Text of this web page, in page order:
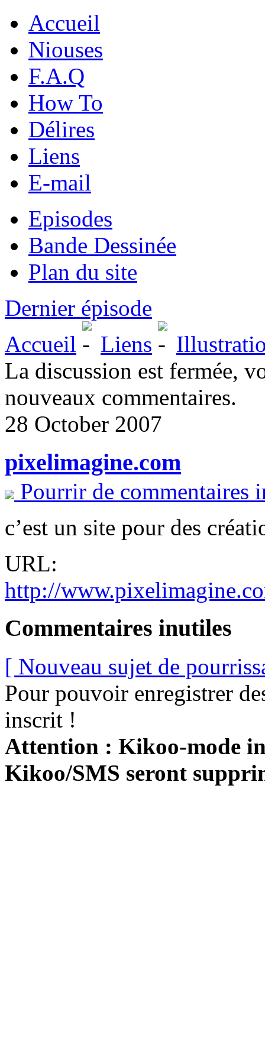
Accueil
Niouses
F.A.Q
How To
Délires
Liens
E-mail
Episodes
Bande Dessinée
Plan du site
Dernier épisode
Accueil
Liens
La discussion est fermée,
nouveaux commentaires.
28 October 2007
pixelimagine.com
Pourrir de commentaires
c’est un site pour des
URL:
http://
Commentaires inutiles
[ Nouveau sujet de
Pour pouvoir enregistrer
inscrit !
Attention : Kikoo-mode
Kikoo/SMS seront